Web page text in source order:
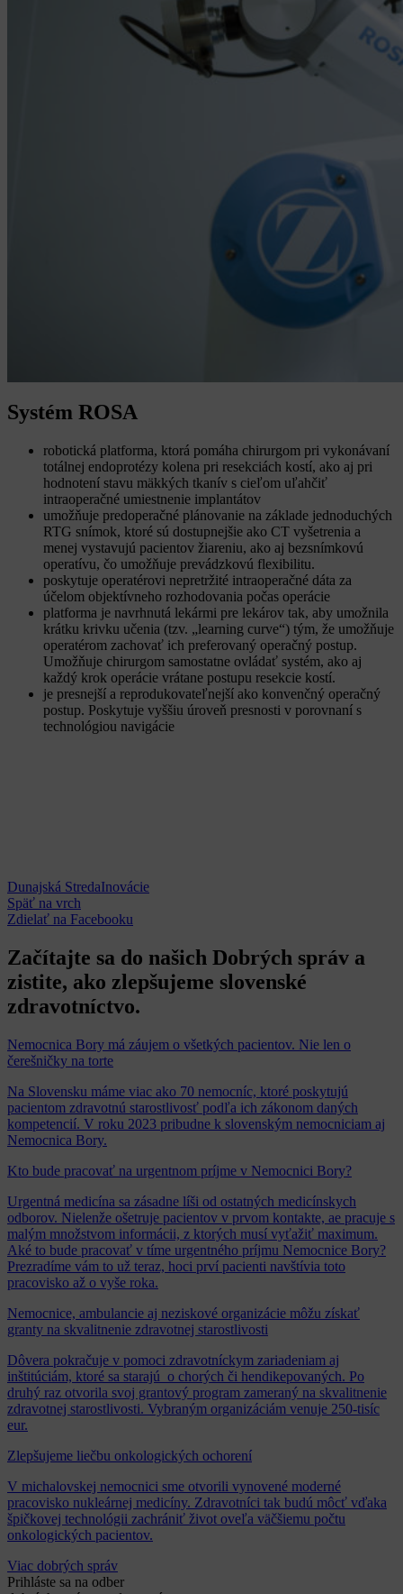
Systém ROSA
robotická platforma, ktorá pomáha chirurgom pri vykonávaní
totálnej endoprotézy kolena pri resekciách kostí, ako aj pri
hodnotení stavu mäkkých tkanív s cieľom uľahčiť
intraoperačné umiestnenie implantátov
umožňuje predoperačné plánovanie na základe jednoduchých
RTG snímok, ktoré sú dostupnejšie ako CT vyšetrenia a
menej vystavujú pacientov žiareniu, ako aj bezsnímkovú
operatívu, čo umožňuje prevádzkovú flexibilitu.
poskytuje operatérovi nepretržité intraoperačné dáta za
účelom objektívneho rozhodovania počas operácie
platforma je navrhnutá lekármi pre lekárov tak, aby umožnila
krátku krivku učenia (tzv. „learning curve“) tým, že umožňuje
operatérom zachovať ich preferovaný operačný postup.
Umožňuje chirurgom samostatne ovládať systém, ako aj
každý krok operácie vrátane postupu resekcie kostí.
je presnejší a reprodukovateľnejší ako konvenčný operačný
postup. Poskytuje vyššiu úroveň presnosti v porovnaní s
technológiou navigácie
Dunajská StredaInovácie
Späť na vrch
Zdielať na Facebooku
Začítajte sa do našich Dobrých správ a
zistite, ako zlepšujeme slovenské
zdravotníctvo.
Nemocnica Bory má záujem o všetkých pacientov. Nie len o
čerešničky na torte
Na Slovensku máme viac ako 70 nemocníc, ktoré poskytujú
pacientom zdravotnú starostlivosť podľa ich zákonom daných
kompetencií. V roku 2023 pribudne k slovenským nemocniciam aj
Nemocnica Bory.
Kto bude pracovať na urgentnom príjme v Nemocnici Bory?
Urgentná medicína sa zásadne líši od ostatných medicínskych
odborov. Nielenže ošetruje pacientov v prvom kontakte, ae pracuje s
malým množstvom informácii, z ktorých musí vyťažiť maximum.
Aké to bude pracovať v tíme urgentného príjmu Nemocnice Bory?
Prezradíme vám to už teraz, hoci prví pacienti navštívia toto
pracovisko až o vyše roka.
Nemocnice, ambulancie aj neziskové organizácie môžu získať
granty na skvalitnenie zdravotnej starostlivosti
Dôvera pokračuje v pomoci zdravotníckym zariadeniam aj
inštitúciám, ktoré sa starajú o chorých či hendikepovaných. Po
druhý raz otvorila svoj grantový program zameraný na skvalitnenie
zdravotnej starostlivosti. Vybraným organizáciám venuje 250-tisíc
eur.
Zlepšujeme liečbu onkologických ochorení
V michalovskej nemocnici sme otvorili vynovené moderné
pracovisko nukleárnej medicíny. Zdravotníci tak budú môcť vďaka
špičkovej technológii zachrániť život oveľa väčšiemu počtu
onkologických pacientov.
Viac dobrých správ
Prihláste sa na odber